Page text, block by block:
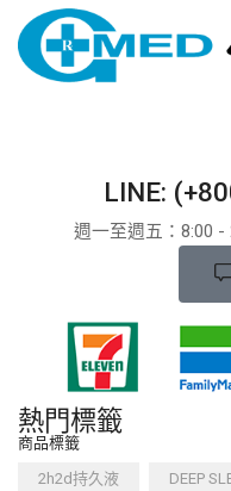
LINE:
週一至週五：8:​​00 -
熱門標籤
商品標籤
2h2d持久液 DEEP